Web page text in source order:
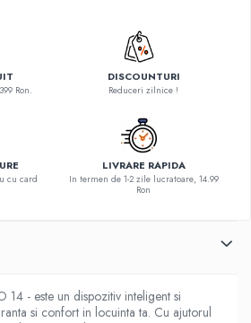
Ron.
DISCOUNTURI
Reduceri zilnice !
cu card
LIVRARE RAPIDA
In termen de 1-2 zile lucratoare, 14.99
Ron
14 - este un dispozitiv inteligent si
si confort in locuinta ta. Cu ajutorul